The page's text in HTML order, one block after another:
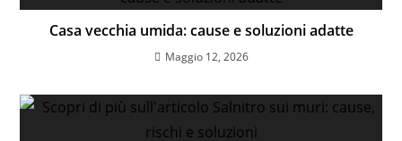
Casa vecchia umida: cause e soluzioni adatte
Maggio 12, 2026